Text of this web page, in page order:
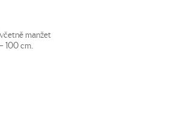
manžet
100 cm.